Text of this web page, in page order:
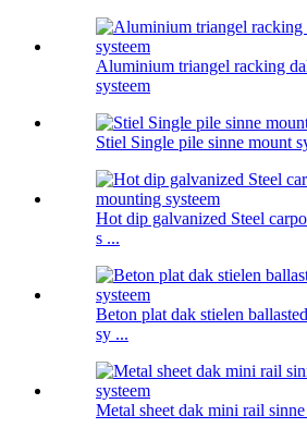
Aluminium triangel racking
systeem
Stiel Single pile sinne mount
Hot dip galvanized Steel
s ...
Beton plat dak stielen
sy ...
Metal sheet dak mini rail